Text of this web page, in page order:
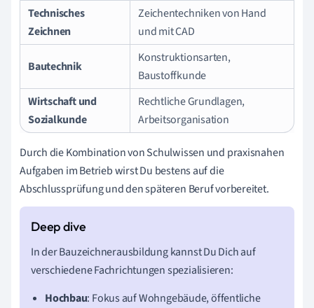
Technisches
Zeichnen
Zeichentechniken von Hand
und mit CAD
Bautechnik
Konstruktionsarten,
Baustoffkunde
Wirtschaft und
Sozialkunde
Rechtliche Grundlagen,
Arbeitsorganisation
Durch die Kombination von Schulwissen und praxisnahen
Aufgaben im Betrieb wirst Du bestens auf die
Abschlussprüfung und den späteren Beruf vorbereitet.
In der Bauzeichnerausbildung kannst Du Dich auf
verschiedene Fachrichtungen spezialisieren:
Hochbau: Fokus auf Wohngebäude, öffentliche